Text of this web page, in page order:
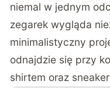
niemal w jednym
zegarek wygląda
minimalistyczny
odnajdzie się przy
shirtem oraz